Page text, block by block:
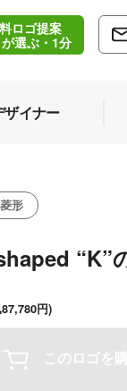
ロゴ提案
選ぶ・1分
ザイナー
菱形
“K”
円)
このロゴを